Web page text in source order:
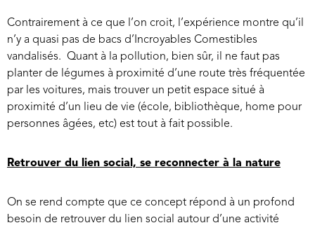
Contrairement à ce que l’on croit, l’expérience montre qu’il
n’y a quasi pas de bacs d’Incroyables Comestibles
vandalisés. Quant à la pollution, bien sûr, il ne faut pas
planter de légumes à proximité d’une route très fréquentée
par les voitures, mais trouver un petit espace situé à
proximité d’un lieu de vie (école, bibliothèque, home pour
personnes âgées, etc) est tout à fait possible.
Retrouver du lien social, se reconnecter à la nature
On se rend compte que ce concept répond à un profond
besoin de retrouver du lien social autour d’une activité